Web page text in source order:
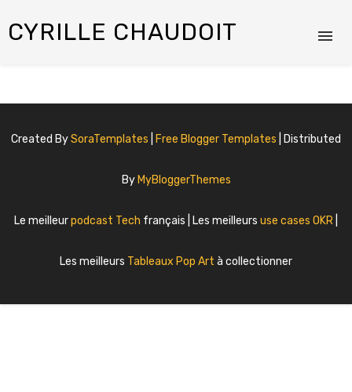
CYRILLE CHAUDOIT
Created BySoraTemplates Free Blogger Templates | Distributed
By MyBloggerThemes
Le meilleurpodcast Tech français | Les meilleurs use cases OKR
Les meilleurs Tableaux Pop Art à collectionner